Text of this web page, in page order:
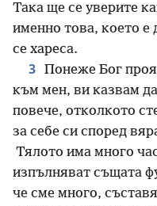
Така ще се уверите
именно това, което
се хареса.
3 Понеже Бог
към мен, ви казвам
повече, отколкото
за себе си според
Тялото има много
изпълняват същата
че сме много,